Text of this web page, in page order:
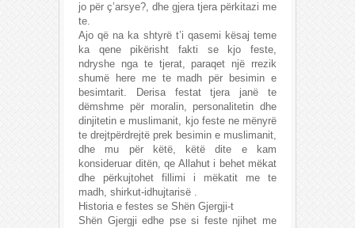
jo për ç’arsye?, dhe gjera tjera përkitazi me
te.
Ajo që na ka shtyrë t’i qasemi kësaj teme
ka qene pikërisht fakti se kjo feste,
ndryshe nga te tjerat, paraqet një rrezik
shumë here me te madh për besimin e
besimtarit. Derisa festat tjera janë te
dëmshme për moralin, personalitetin dhe
dinjitetin e muslimanit, kjo feste ne mënyrë
te drejtpërdrejtë prek besimin e muslimanit,
dhe mu për këtë, këtë dite e kam
konsideruar ditën, qe Allahut i behet mëkat
dhe përkujtohet fillimi i mëkatit me te
madh, shirkut-idhujtarisë .
Historia e festes se Shën Gjergji-t
Shën Gjergji edhe pse si feste njihet me